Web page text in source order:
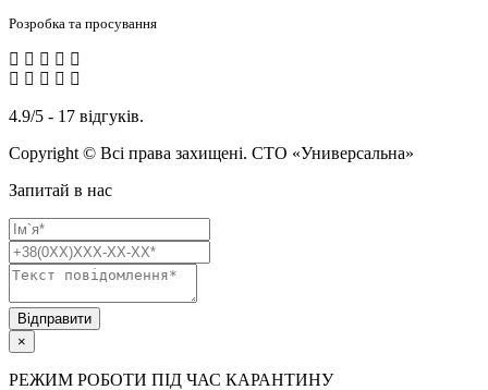
Розробка та просування
4.9/5 - 17 відгуків.
Copyright © Всі права захищені. СТО «Универсальна»
Запитай в нас
Відправити
×
РЕЖИМ РОБОТИ ПІД ЧАС КАРАНТИНУ